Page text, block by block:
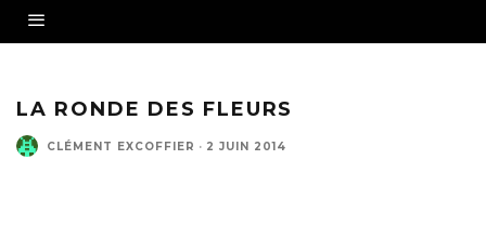
LA RONDE DES FLEURS
CLÉMENT EXCOFFIER · 2 JUIN 2014